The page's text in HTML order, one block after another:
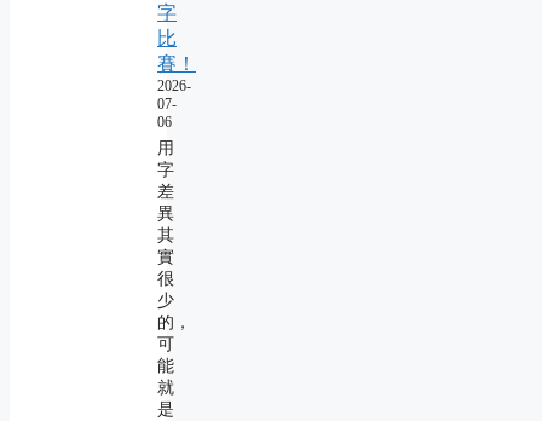
字
比
賽！
2026-
07-
06
用
字
差
異
其
實
很
少
的，
可
能
就
是